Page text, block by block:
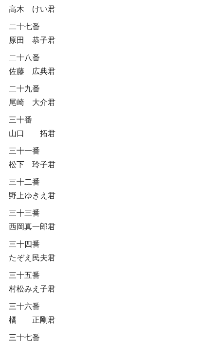
高木 けい君
二十七番
原田 恭子君
二十八番
佐藤 広典君
二十九番
尾崎 大介君
三十番
山口 拓君
三十一番
松下 玲子君
三十二番
野上ゆきえ君
三十三番
西岡真一郎君
三十四番
たぞえ民夫君
三十五番
村松みえ子君
三十六番
橘 正剛君
三十七番